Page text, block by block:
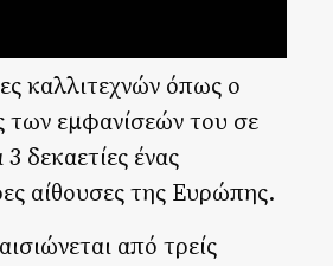
καλλιτεχνών όπως ο
εμφανίσεών του σε
δεκαετίες ένας
αίθουσες της Ευρώπης.
από τρείς